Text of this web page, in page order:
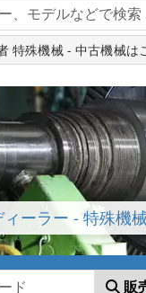
特殊機械 - 中古機械
ーラー - 特殊機
販